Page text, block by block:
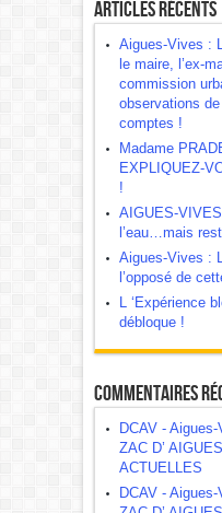
Articles récents
Aigues-Vives :
le maire, l’ex-
commission
observations
comptes !
Madame
EXPLIQUEZ-
!
AIGUES-
l’eau…mais
Aigues-Vives :
l’opposé de
L ‘Expérience
débloque !
Commentaires
DCAV -
ZAC D’
ACTUELLES
DCAV -